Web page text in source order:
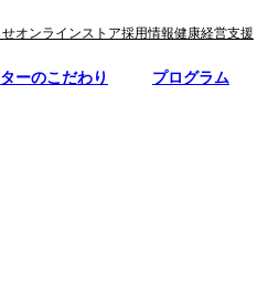
せオンラインストア採用情報健康経営支援
ーのこだわり プログラム